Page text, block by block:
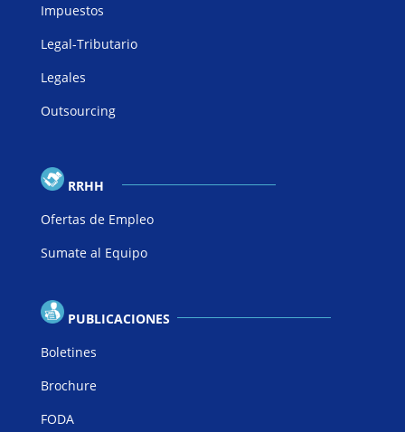
Impuestos
Legal-Tributario
Legales
Outsourcing
RRHH
Ofertas de Empleo
Sumate al Equipo
PUBLICACIONES
Boletines
Brochure
FODA